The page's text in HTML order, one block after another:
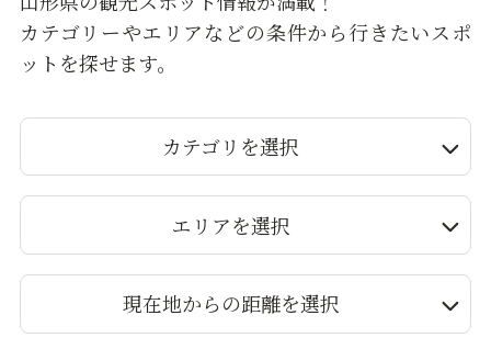
カテゴリーやエリアなどの条件から行きたいスポ
ットを探せます。
カテゴリを選択
エリアを選択
現在地からの距離を選択